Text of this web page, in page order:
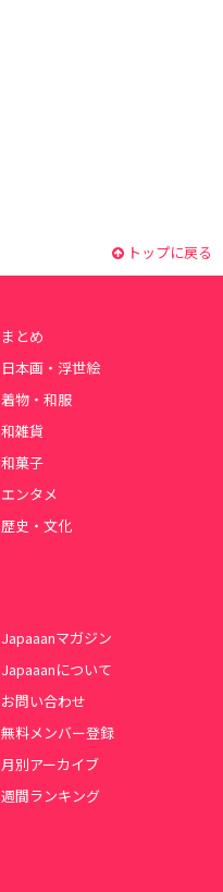
トップに戻る
まとめ
日本画・浮世絵
着物・和服
和雑貨
和菓子
エンタメ
歴史・文化
Japaaanマガジン
Japaaanについて
お問い合わせ
無料メンバー登録
月別アーカイブ
週間ランキング